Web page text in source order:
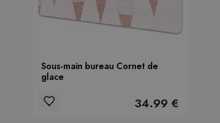
Sous-main bureau Cornet de
glace
34.99 €